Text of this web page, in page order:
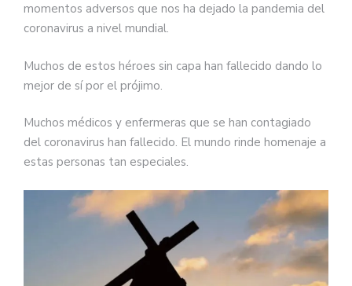
momentos adversos que nos ha dejado la pandemia del
coronavirus a nivel mundial.
Muchos de estos héroes sin capa han fallecido dando lo
mejor de sí por el prójimo.
Muchos médicos y enfermeras que se han contagiado
del coronavirus han fallecido. El mundo rinde homenaje a
estas personas tan especiales.